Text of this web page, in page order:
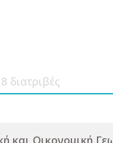
και Οικονομική